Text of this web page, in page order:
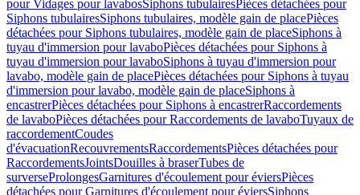
pour Vidages pour lavabosSiphons tubulairesPièces détachées pour
Siphons tubulairesSiphons tubulaires, modèle gain de placePièces
détachées pour Siphons tubulaires, modèle gain de placeSiphons à
tuyau d'immersion pour lavaboPièces détachées pour Siphons à
tuyau d'immersion pour lavaboSiphons à tuyau d'immersion pour
lavabo, modèle gain de placePièces détachées pour Siphons à tuyau
d'immersion pour lavabo, modèle gain de placeSiphons à
encastrerPièces détachées pour Siphons à encastrerRaccordements
de lavaboPièces détachées pour Raccordements de lavaboTuyaux de
raccordementCoudes
d'évacuationRecouvrementsRaccordementsPièces détachées pour
RaccordementsJointsDouilles à braserTubes de
surverseProlongesGarnitures d'écoulement pour éviersPièces
détachées pour Garnitures d'écoulement pour éviersSiphons